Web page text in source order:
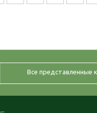
Все представленные